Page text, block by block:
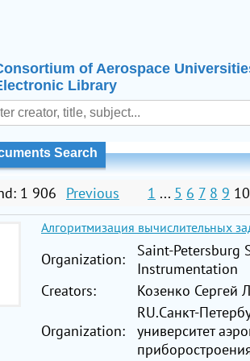
of Aerospace
Library
Search
1 906 Previous 1 ... 5 6 7 8 9 10
Алгоритмизация вычислительных
Organization:
Saint-Petersburg
Instrumentation
Creators:
Козенко Сергей
Organization:
RU.Санкт-
университет